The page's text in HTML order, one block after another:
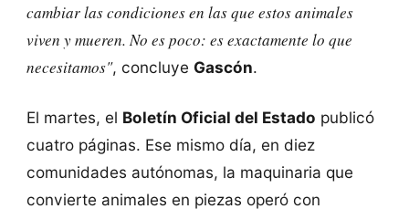
cambiar las condiciones en las que estos animales
viven y mueren. No es poco: es exactamente lo que
necesitamos", concluye Gascón.
El martes, el Boletín Oficial del Estado publicó
cuatro páginas. Ese mismo día, en diez
comunidades autónomas, la maquinaria que
convierte animales en piezas operó con